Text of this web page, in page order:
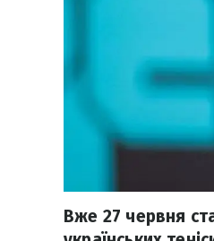
Вже 27 червня